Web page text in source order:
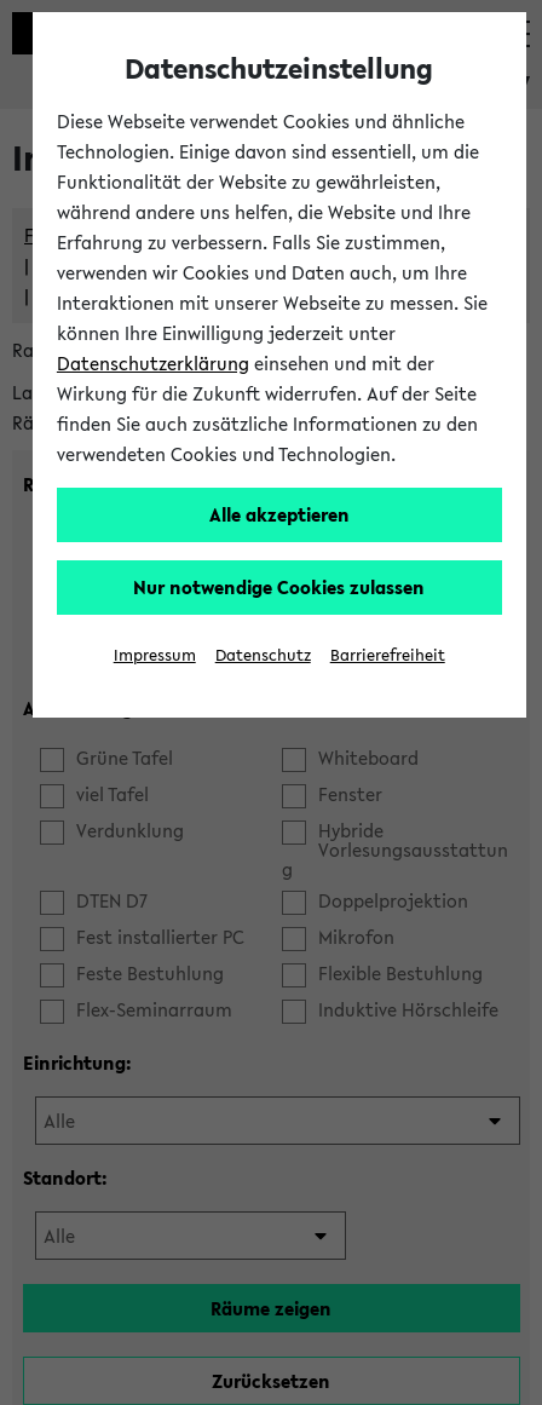
eKVV
Im eKVV verwaltete Räume
Freie Räume und Veranstaltungsüberschneidungen
Raumüberschneidungen
Hinweise der zentralen Raumvergabe
Raumanfragen:
raumvergabe@uni-bielefeld.de
Lassen Sie sich alle Räume anzeigen oder suchen Sie nach
Räumen mit bestimmten Eigenschaften:
Raumkriterien:
max. Plätze:
Ausstattung:
Grüne Tafel
Whiteboard
viel Tafel
Fenster
Verdunklung
Hybride
Vorlesungsausstattun
g
DTEN D7
Doppelprojektion
Fest installierter PC
Mikrofon
Feste Bestuhlung
Flexible Bestuhlung
Flex-Seminarraum
Induktive Hörschleife
Einrichtung:
Standort:
Datenschutzeinstellung
Diese Webseite verwendet Cookies und ähnliche
Technologien. Einige davon sind essentiell, um die
Funktionalität der Website zu gewährleisten,
während andere uns helfen, die Website und Ihre
Erfahrung zu verbessern. Falls Sie zustimmen,
verwenden wir Cookies und Daten auch, um Ihre
Interaktionen mit unserer Webseite zu messen. Sie
können Ihre Einwilligung jederzeit unter
Datenschutzerklärung einsehen und mit der
Wirkung für die Zukunft widerrufen. Auf der Seite
finden Sie auch zusätzliche Informationen zu den
verwendeten Cookies und Technologien.
Alle akzeptieren
Nur notwendige Cookies zulassen
Impressum Datenschutz Barrierefreiheit